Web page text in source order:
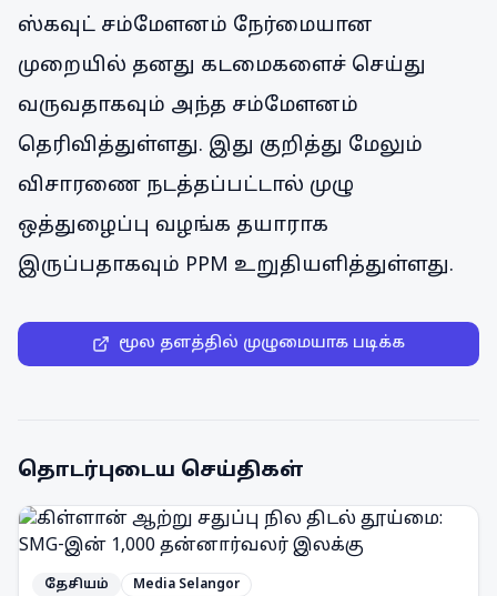
ஸ்கவுட் சம்மேளனம் நேர்மையான
முறையில் தனது கடமைகளைச் செய்து
வருவதாகவும் அந்த சம்மேளனம்
தெரிவித்துள்ளது. இது குறித்து மேலும்
விசாரணை நடத்தப்பட்டால் முழு
ஒத்துழைப்பு வழங்க தயாராக
இருப்பதாகவும் PPM உறுதியளித்துள்ளது.
மூல தளத்தில் முழுமையாக படிக்க
தொடர்புடைய செய்திகள்
தேசியம் Media Selangor